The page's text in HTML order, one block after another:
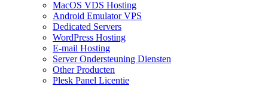
MacOS VDS Hosting
Android Emulator VPS
Dedicated Servers
WordPress Hosting
E-mail Hosting
Server Ondersteuning Diensten
Other Producten
Plesk Panel Licentie